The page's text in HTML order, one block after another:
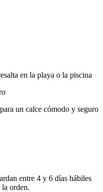
en la playa o la piscina
un calce cómodo y seguro
entre 4 y 6 días hábiles
orden.